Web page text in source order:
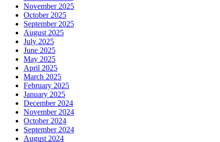
November 2025
October 2025
September 2025
August 2025
July 2025
June 2025
May 2025
April 2025
March 2025
February 2025
January 2025
December 2024
November 2024
October 2024
September 2024
August 2024